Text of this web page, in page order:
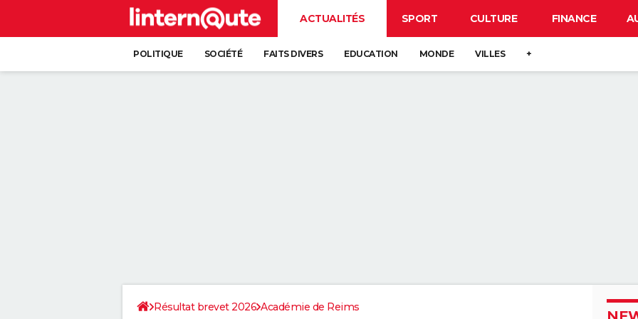
ACTUALITÉS SPORT CULTURE FINANCE
POLITIQUE SOCIÉTÉ FAITS DIVERS EDUCATION MONDE VILLES +
Résultat brevet 2026 Académie de Reims